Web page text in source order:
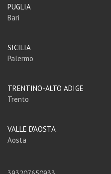
PUGLIA
Bari
SICILIA
Palermo
TRENTINO-ALTO ADIGE
Trento
VALLE D'AOSTA
Aosta